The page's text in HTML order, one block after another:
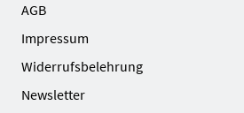
AGB
Impressum
Widerrufsbelehrung
Newsletter